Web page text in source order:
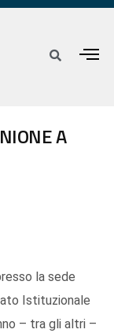
A
la sede
Istituzionale
– tra gli altri –